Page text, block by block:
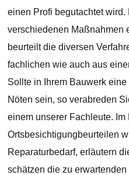
einen Profi begutachtet
verschiedenen Maßnahmen
beurteilt die diversen
fachlichen wie auch aus
Sollte in Ihrem Bauwerk
Nöten sein, so verabreden
einem unserer Fachleute. Im
Ortsbesichtigungbeurteilen
Reparaturbedarf, erläutern
schätzen die zu